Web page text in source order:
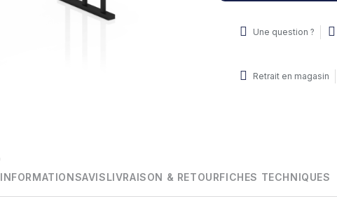
Une question ?
Retrait en magasin
INFORMATIONSAVISLIVRAISON & RETOURFICHES TECHNIQUES